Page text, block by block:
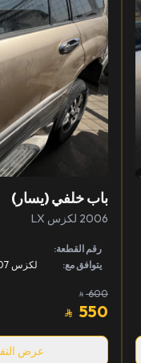
باب خلفي (يسار)
2006 لكزس LX
رقم القطعة:
يتوافق مع:
600
550
عرض